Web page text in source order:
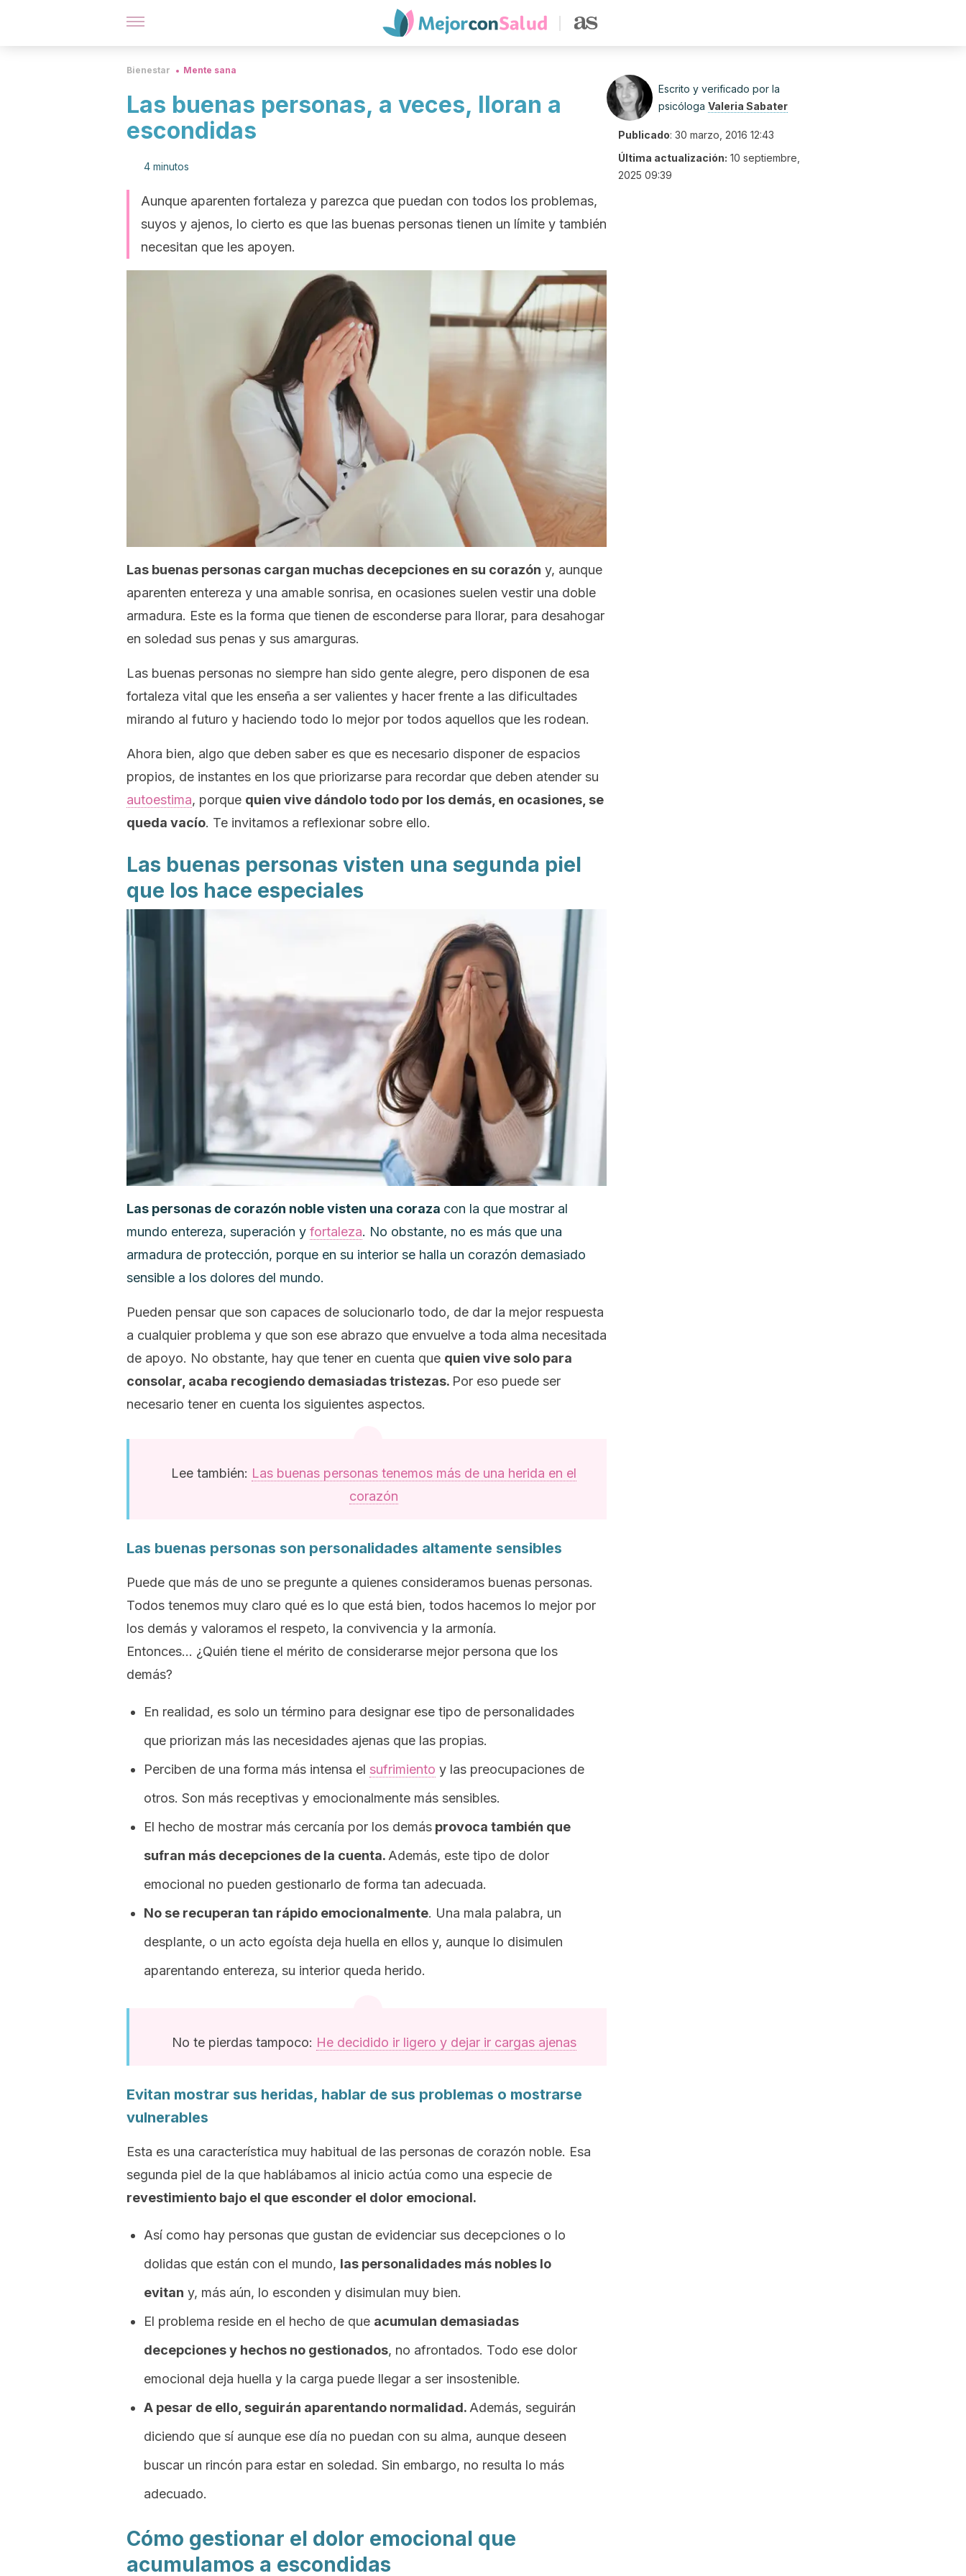
Bienestar Mente sana
Las buenas personas, a veces, lloran a
escondidas
4 minutos
Aunque aparenten fortaleza y parezca que puedan con todos los problemas,
suyos y ajenos, lo cierto es que las buenas personas tienen un límite y también
necesitan que les apoyen.
Las buenas personas cargan muchas decepciones en su corazón y, aunque
aparenten entereza y una amable sonrisa, en ocasiones suelen vestir una doble
armadura. Este es la forma que tienen de esconderse para llorar, para desahogar
en soledad sus penas y sus amarguras.
Las buenas personas no siempre han sido gente alegre, pero disponen de esa
fortaleza vital que les enseña a ser valientes y hacer frente a las dificultades
mirando al futuro y haciendo todo lo mejor por todos aquellos que les rodean.
Ahora bien, algo que deben saber es que es necesario disponer de espacios
propios, de instantes en los que priorizarse para recordar que deben atender su
autoestima, porque quien vive dándolo todo por los demás, en ocasiones, se
queda vacío. Te invitamos a reflexionar sobre ello.
Las buenas personas visten una segunda piel
que los hace especiales
Las personas de corazón noble visten una coraza con la que mostrar al
mundo entereza, superación y fortaleza. No obstante, no es más que una
armadura de protección, porque en su interior se halla un corazón demasiado
sensible a los dolores del mundo.
Pueden pensar que son capaces de solucionarlo todo, de dar la mejor respuesta
a cualquier problema y que son ese abrazo que envuelve a toda alma necesitada
de apoyo. No obstante, hay que tener en cuenta que quien vive solo para
consolar, acaba recogiendo demasiadas tristezas. Por eso puede ser
necesario tener en cuenta los siguientes aspectos.
Lee también: Las buenas personas tenemos más de una herida en el
corazón
Las buenas personas son personalidades altamente sensibles
Puede que más de uno se pregunte a quienes consideramos buenas personas.
Todos tenemos muy claro qué es lo que está bien, todos hacemos lo mejor por
los demás y valoramos el respeto, la convivencia y la armonía.
Entonces… ¿Quién tiene el mérito de considerarse mejor persona que los
demás?
En realidad, es solo un término para designar ese tipo de personalidades
que priorizan más las necesidades ajenas que las propias.
Perciben de una forma más intensa el sufrimiento y las preocupaciones de
otros. Son más receptivas y emocionalmente más sensibles.
El hecho de mostrar más cercanía por los demás provoca también que
sufran más decepciones de la cuenta. Además, este tipo de dolor
emocional no pueden gestionarlo de forma tan adecuada.
No se recuperan tan rápido emocionalmente. Una mala palabra, un
desplante, o un acto egoísta deja huella en ellos y, aunque lo disimulen
aparentando entereza, su interior queda herido.
No te pierdas tampoco: He decidido ir ligero y dejar ir cargas ajenas
Evitan mostrar sus heridas, hablar de sus problemas o mostrarse
vulnerables
Esta es una característica muy habitual de las personas de corazón noble. Esa
segunda piel de la que hablábamos al inicio actúa como una especie de
revestimiento bajo el que esconder el dolor emocional.
Así como hay personas que gustan de evidenciar sus decepciones o lo
dolidas que están con el mundo, las personalidades más nobles lo
evitan y, más aún, lo esconden y disimulan muy bien.
El problema reside en el hecho de que acumulan demasiadas
decepciones y hechos no gestionados, no afrontados. Todo ese dolor
emocional deja huella y la carga puede llegar a ser insostenible.
A pesar de ello, seguirán aparentando normalidad. Además, seguirán
diciendo que sí aunque ese día no puedan con su alma, aunque deseen
buscar un rincón para estar en soledad. Sin embargo, no resulta lo más
adecuado.
Cómo gestionar el dolor emocional que
acumulamos a escondidas
Escrito y verificado por la
psicóloga Valeria Sabater
Publicado: 30 marzo, 2016 12:43
Última actualización: 10 septiembre,
2025 09:39